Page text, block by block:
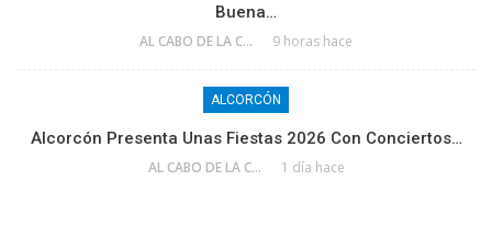
Buena…
AL CABO DE LA CALLE 9 horas hace
ALCORCÓN
Alcorcón Presenta Unas Fiestas 2026 Con Conciertos…
AL CABO DE LA CALLE 1 día hace